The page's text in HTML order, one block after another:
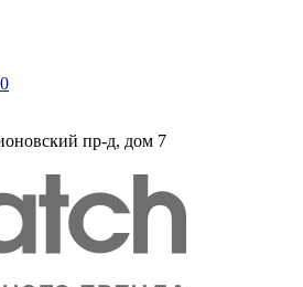
0
пр-д, дом 7